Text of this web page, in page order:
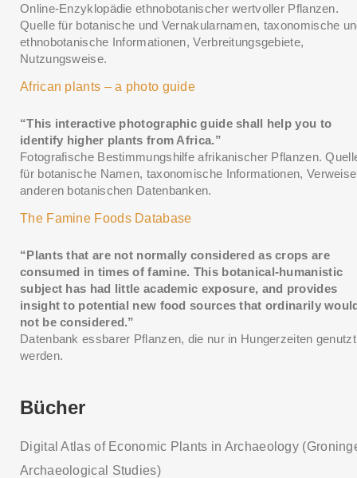
Online-Enzyklopädie ethnobotanischer wertvoller Pflanzen.
Quelle für botanische und Vernakularnamen, taxonomische
ethnobotanische Informationen, Verbreitungsgebiete,
Nutzungsweise.
African plants – a photo guide
“This interactive photographic guide shall help you to
identify higher plants from Africa.”
Fotografische Bestimmungshilfe afrikanischer Pflanzen.
für botanische Namen, taxonomische Informationen,
anderen botanischen Datenbanken.
The Famine Foods Database
“Plants that are not normally considered as crops are
consumed in times of famine. This botanical-humanistic
subject has had little academic exposure, and provides
insight to potential new food sources that ordinarily
not be considered.”
Datenbank essbarer Pflanzen, die nur in Hungerzeiten genutzt
werden.
Bücher
Digital Atlas of Economic Plants in Archaeology
Archaeological Studies)